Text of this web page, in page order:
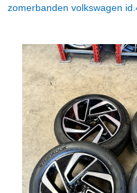
zomerbanden volkswagen